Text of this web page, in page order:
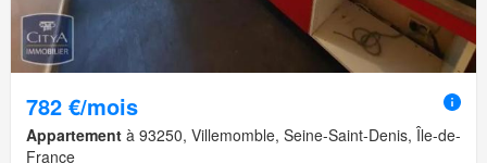
782 €/mois
Appartement à 93250, Villemomble, Seine-Saint-Denis, Île-de-
France